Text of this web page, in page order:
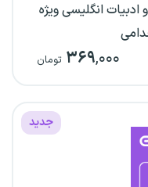
انگلیسی ویژه
۳۶۹,۰۰۰ تومان
جدید